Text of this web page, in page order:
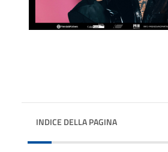
INDICE DELLA PAGINA